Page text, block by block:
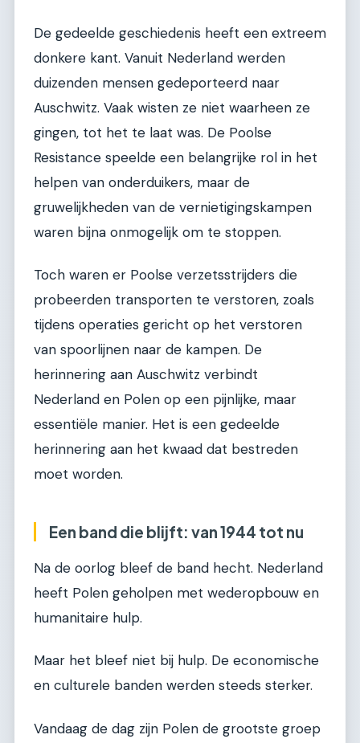
De gedeelde geschiedenis heeft een extreem
donkere kant. Vanuit Nederland werden
duizenden mensen gedeporteerd naar
Auschwitz. Vaak wisten ze niet waarheen ze
gingen, tot het te laat was. De Poolse
Resistance speelde een belangrijke rol in het
helpen van onderduikers, maar de
gruwelijkheden van de vernietigingskampen
waren bijna onmogelijk om te stoppen.
Toch waren er Poolse verzetsstrijders die
probeerden transporten te verstoren, zoals
tijdens operaties gericht op het verstoren
van spoorlijnen naar de kampen. De
herinnering aan Auschwitz verbindt
Nederland en Polen op een pijnlijke, maar
essentiële manier. Het is een gedeelde
herinnering aan het kwaad dat bestreden
moet worden.
Een band die blijft: van 1944 tot nu
Na de oorlog bleef de band hecht. Nederland
heeft Polen geholpen met wederopbouw en
humanitaire hulp.
Maar het bleef niet bij hulp. De economische
en culturele banden werden steeds sterker.
Vandaag de dag zijn Polen de grootste groep